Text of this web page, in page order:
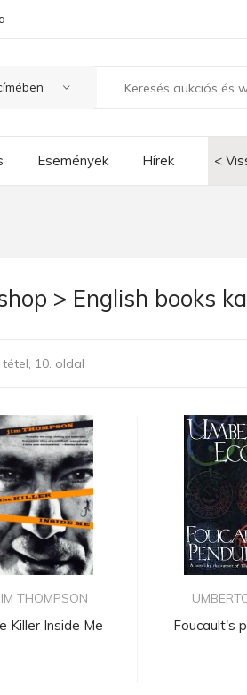
Események Hírek <
> English books
tétel, 10. oldal
THOMPSON
Killer Inside Me Foucault's